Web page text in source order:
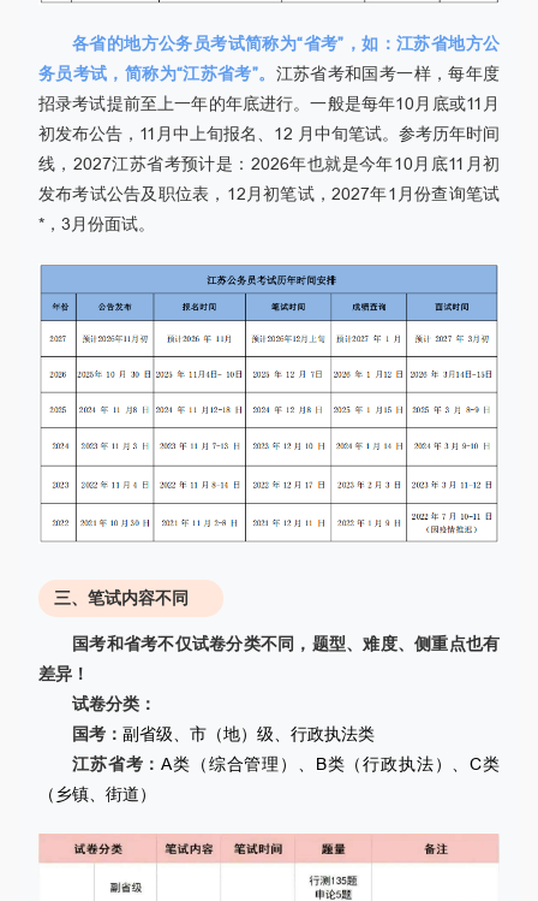
各省的地方公务员考试简称为“省考”，如：江苏省地方公
务员考试，简称为“江苏省考”。 江苏省考和国考一样，每年度
招录考试提前至上一年的年底进行。一般是每年10月底或11月
初发布公告，11月中上旬报名、12 月中旬笔试。参考历年时间
线，2027江苏省考预计是：2026年也就是今年10月底11月初
发布考试公告及职位表，12月初笔试，2027年1月份查询笔试
*，3月份面试。
三、笔试内容不同
国考和省考不仅试卷分类不同，题型、难度、侧重点也有
差异！
试卷分类：
国考： 副省级、市（地）级、行政执法类
江苏省考：A类（综合管理）、B类（行政执法）、C类
（乡镇、街道）